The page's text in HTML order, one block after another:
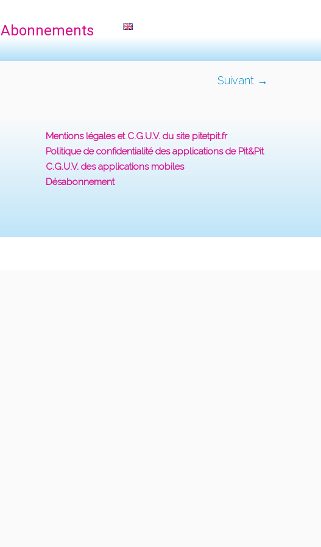
Abonnements
Suivant →
Mentions légales et C.G.U.V. du site pitetpit.fr
Politique de confidentialité des applications de Pit&Pit
C.G.U.V. des applications mobiles
Désabonnement